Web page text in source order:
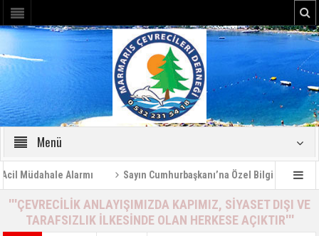
Menü
Alarmı Sayın Cumhurbaşkanı’na Özel Bilgilendirme
'''ÇEVRECİLİK ANLAYIŞIMIZDA KAPIMIZ, SİYASET DIŞI VE
TARAFSIZLIK İLKESİNDE OLAN HERKESE AÇIKTIR'''